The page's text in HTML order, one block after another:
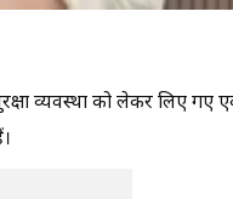
व्यवस्था को लेकर लिए